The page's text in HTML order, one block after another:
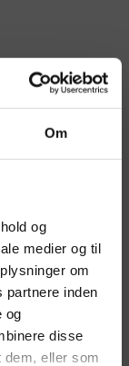
Om
og
medier og til
om
partnere inden
og
disse
dem, eller som